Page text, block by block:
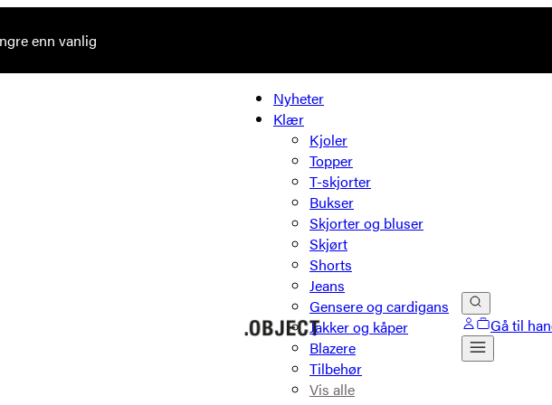
enn vanlig
Nyheter
Klær
Kjoler
Topper
T-skjorter
Bukser
Skjorter og bluser
Skjørt
Shorts
Jeans
Gensere og cardigans
Jakker og kåper
Blazere
Tilbehør
Vis alle
Gå til